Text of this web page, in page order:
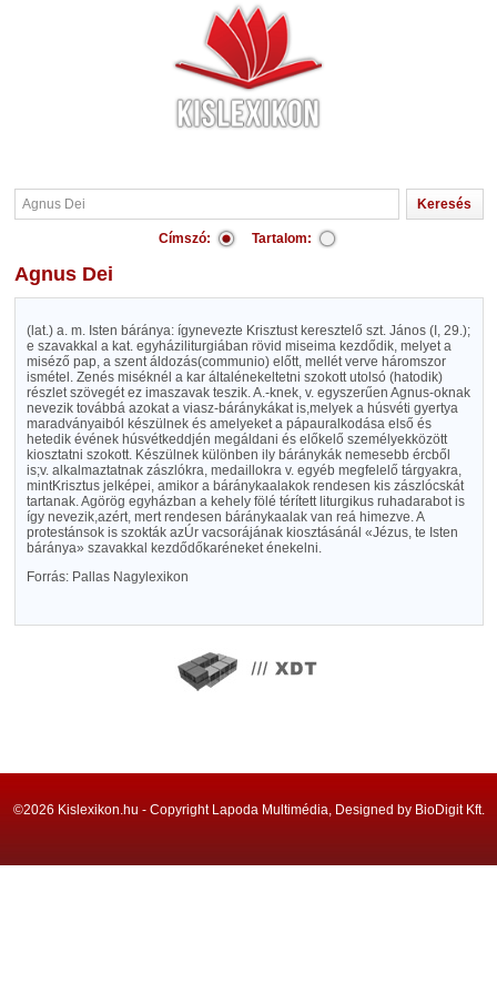
Címszó: Tartalom:
Agnus Dei
(lat.) a. m. Isten báránya: ígynevezte Krisztust keresztelő szt. János (I, 29.);
e szavakkal a kat. egyháziliturgiában rövid miseima kezdődik, melyet a
miséző pap, a szent áldozás(communio) előtt, mellét verve háromszor
ismétel. Zenés miséknél a kar általénekeltetni szokott utolsó (hatodik)
részlet szövegét ez imaszavak teszik. A.-knek, v. egyszerűen Agnus-oknak
nevezik továbbá azokat a viasz-báránykákat is,melyek a húsvéti gyertya
maradványaiból készülnek és amelyeket a pápauralkodása első és
hetedik évének húsvétkeddjén megáldani és előkelő személyekközött
kiosztatni szokott. Készülnek különben ily báránykák nemesebb ércből
is;v. alkalmaztatnak zászlókra, medaillokra v. egyéb megfelelő tárgyakra,
mintKrisztus jelképei, amikor a báránykaalakok rendesen kis zászlócskát
tartanak. Agörög egyházban a kehely fölé térített liturgikus ruhadarabot is
így nevezik,azért, mert rendesen báránykaalak van reá himezve. A
protestánsok is szokták azÚr vacsorájának kiosztásánál «Jézus, te Isten
báránya» szavakkal kezdődőkaréneket énekelni.
Forrás: Pallas Nagylexikon
©2026 Kislexikon.hu - Copyright Lapoda Multimédia, Designed by BioDigit Kft.